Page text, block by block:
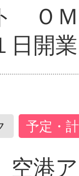
Ｏ
開業
予定・
空港